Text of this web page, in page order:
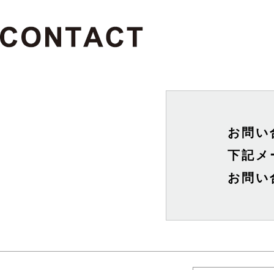
お問い
下記メ
お問い